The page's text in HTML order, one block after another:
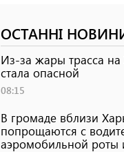
ОСТАННІ
Из-за жары трасса
стала опасной
08:15
В громаде вблизи
попрощаются с
аэромобильной роты